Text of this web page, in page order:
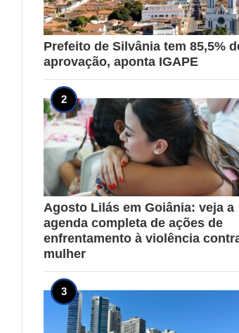
Prefeito de Silvânia tem 85,5%
aprovação, aponta IGAPE
Agosto Lilás em Goiânia: veja a
agenda completa de ações de
enfrentamento à violência
mulher